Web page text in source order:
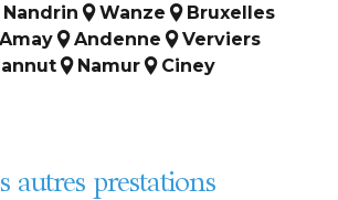
Nandrin Wanze
Bruxelles
Amay Andenne
Verviers
Namur Ciney
autres prestations